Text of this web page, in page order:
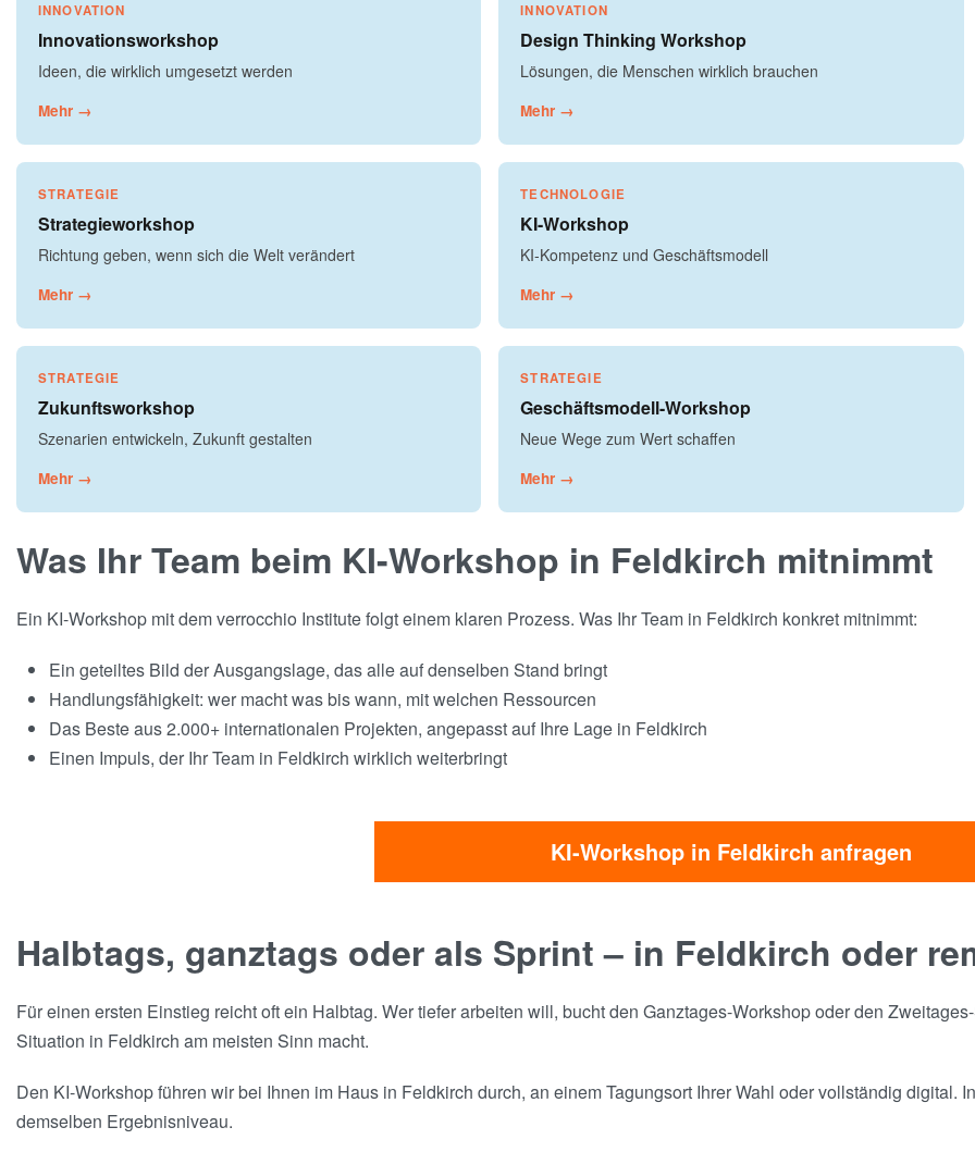
INNOVATION
Innovationsworkshop
Ideen, die wirklich umgesetzt werden
Mehr →
INNOVATION
Design Thinking Workshop
Lösungen, die Menschen wirklich brauchen
Mehr →
STRATEGIE
Strategieworkshop
Richtung geben, wenn sich die Welt verändert
Mehr →
TECHNOLOGIE
KI-Workshop
KI-Kompetenz und Geschäftsmodell
Mehr →
STRATEGIE
Zukunftsworkshop
Szenarien entwickeln, Zukunft gestalten
Mehr →
STRATEGIE
Geschäftsmodell-Workshop
Neue Wege zum Wert schaffen
Mehr →
Was Ihr Team beim KI-Workshop in Feldkirch mitnimmt
Ein KI-Workshop mit dem verrocchio Institute folgt einem klaren Prozess. Was Ihr Team in Feldkirch konkret mitnimmt:
Ein geteiltes Bild der Ausgangslage, das alle auf denselben Stand bringt
Handlungsfähigkeit: wer macht was bis wann, mit welchen Ressourcen
Das Beste aus 2.000+ internationalen Projekten, angepasst auf Ihre Lage in Feldkirch
Einen Impuls, der Ihr Team in Feldkirch wirklich weiterbringt
KI-Workshop in Feldkirch anfragen
Halbtags, ganztags oder als Sprint – in Feldkirch oder
Für einen ersten Einstieg reicht oft ein Halbtag. Wer tiefer arbeiten will, bucht den Ganztages-Workshop oder den
Situation in Feldkirch am meisten Sinn macht.
Den KI-Workshop führen wir bei Ihnen im Haus in Feldkirch durch, an einem Tagungsort Ihrer Wahl oder vollständig digital.
demselben Ergebnisniveau.